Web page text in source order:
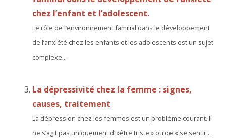
chez l’enfant et l’adolescent.
Le rôle de l’environnement familial dans le développement
de l’anxiété chez les enfants et les adolescents est un sujet
complexe...
La dépressivité chez la femme : signes,
causes, traitement
La dépression chez les femmes est un problème courant. Il
ne s’agit pas uniquement d’ »être triste » ou de « se sentir...